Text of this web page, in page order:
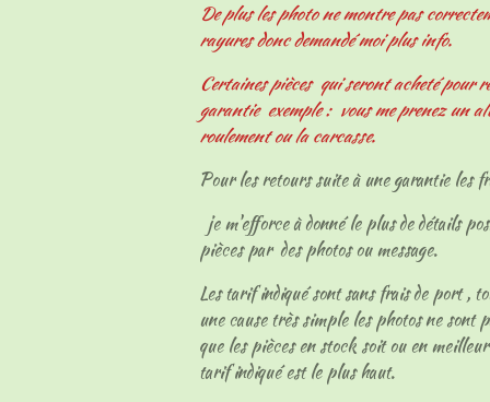
De plus les photo ne montre pas
rayures donc demandé moi plus info.
Certaines pièces qui seront acheté pour
garantie exemple : vous me prenez un
roulement ou la carcasse.
Pour les retours suite à une garantie les
je m'efforce à donné le plus de détails
pièces par des photos ou message.
Les tarif indiqué sont sans frais de port ,
une cause très simple les photos ne
que les pièces en stock soit ou en
tarif indiqué est le plus haut.